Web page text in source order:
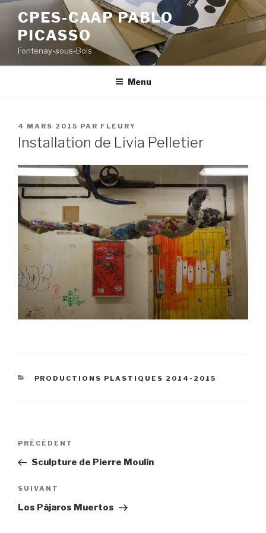
Aller
contenu
principal
CPES-CAAP PABLO
PICASSO
Fontenay-sous-Bois
Menu
PUBLIÉ
LE
4 MARS 2015 PAR FLEURY
Installation de Livia Pelletier
CATÉGORIES
PRODUCTIONS PLASTIQUES 2014-2015
Navigation
l’article
Article
précédent
PRÉCÉDENT
Sculpture de Pierre Moulin
Article
suivant
SUIVANT
Los Pájaros Muertos